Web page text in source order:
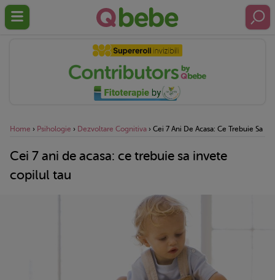
Home › Psihologie › Dezvoltare Cognitiva › Cei 7 Ani De Acasa: Ce Trebuie Sa
Cei 7 ani de acasa: ce trebuie sa invete
copilul tau